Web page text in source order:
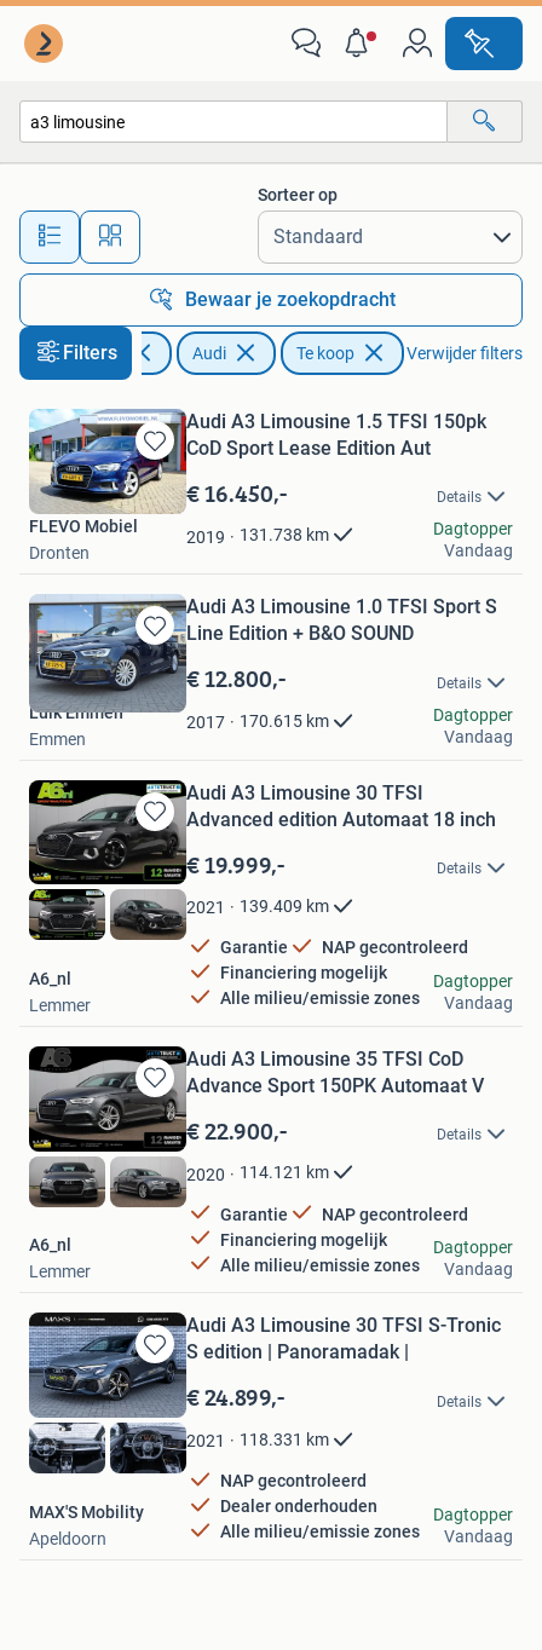
Alle afstanden…
Sorteer op
Bewaar je zoekopdracht
Filters
Auto's Audi Te koop Verwijder filters
Bewaren
in
Mijn
Favorieten
Audi A3 Limousine 1.5 TFSI 150pk
CoD Sport Lease Edition Aut
€ 16.450,- Details
2019 131.738 km
FLEVO Mobiel
Dronten
Dagtopper
Vandaag
Bewaren
in
Mijn
Favorieten
Audi A3 Limousine 1.0 TFSI Sport S
Line Edition + B&O SOUND
€ 12.800,- Details
2017 170.615 km
Luik Emmen
Emmen
Dagtopper
Vandaag
Bewaren
in
Mijn
Favorieten
Audi A3 Limousine 30 TFSI
Advanced edition Automaat 18 inch
€ 19.999,- Details
2021 139.409 km
Garantie
NAP gecontroleerd
Financiering mogelijk
Alle milieu/emissie zones
A6_nl
Lemmer
Dagtopper
Vandaag
Bewaren
in
Mijn
Favorieten
Audi A3 Limousine 35 TFSI CoD
Advance Sport 150PK Automaat V
€ 22.900,- Details
2020 114.121 km
Garantie
NAP gecontroleerd
Financiering mogelijk
Alle milieu/emissie zones
A6_nl
Lemmer
Dagtopper
Vandaag
Bewaren
in
Mijn
Favorieten
Audi A3 Limousine 30 TFSI S-Tronic
S edition | Panoramadak |
€ 24.899,- Details
2021 118.331 km
NAP gecontroleerd
Dealer onderhouden
Alle milieu/emissie zones
MAX'S Mobility
Apeldoorn
Dagtopper
Vandaag